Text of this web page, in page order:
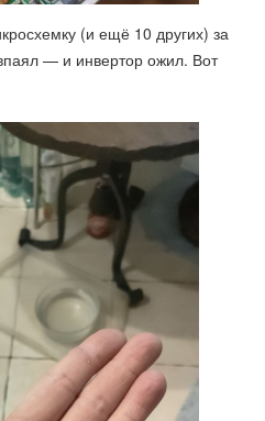
(и ещё 10 других) за
— и инвертор ожил. Вот